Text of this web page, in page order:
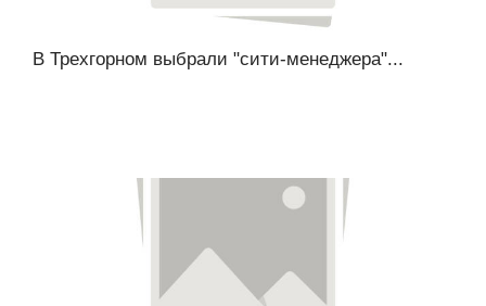
В Трехгорном выбрали "сити-менеджера"...